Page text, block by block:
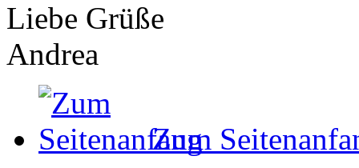
Liebe Grüße
Andrea
Zum